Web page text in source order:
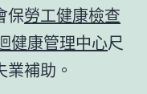
保勞工健康檢查
健康管理中心尺
補助。